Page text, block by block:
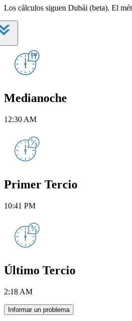
Los cálculos siguen Dubái (beta). El
Medianoche
12:30 AM
Primer Tercio
10:41 PM
Último Tercio
2:18 AM
Informar un problema